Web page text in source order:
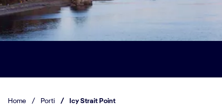
Home / Porti / Icy Strait Point